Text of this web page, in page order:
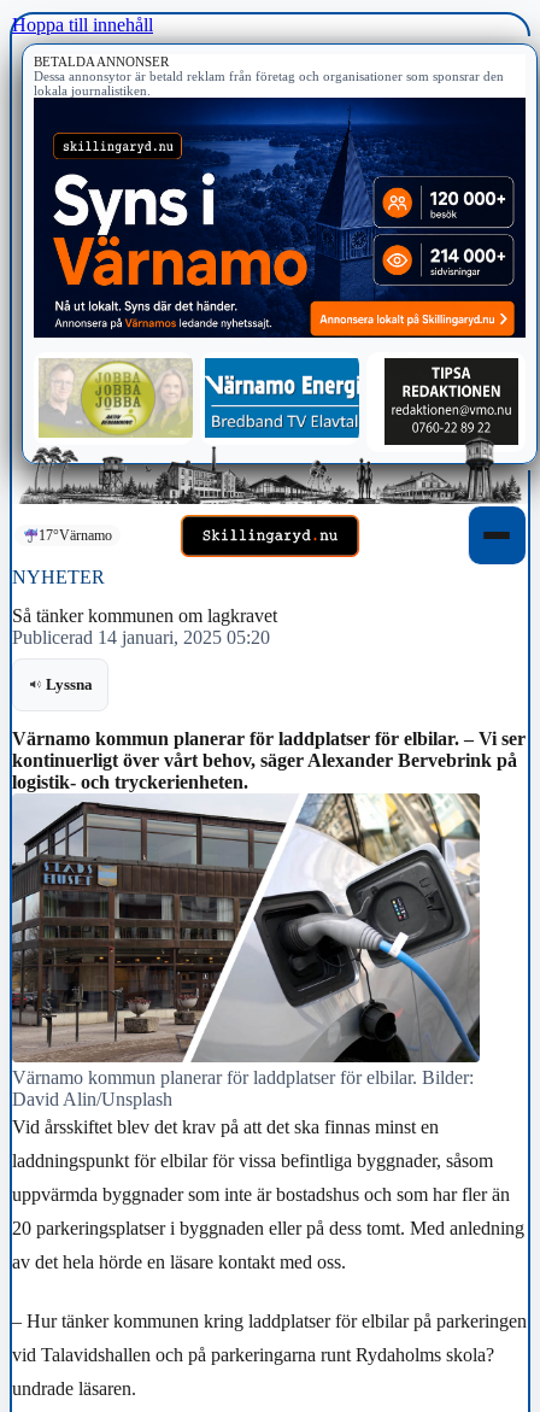
Hoppa till innehåll
BETALDA ANNONSER
Dessa annonsytor är betald reklam från företag och organisationer som sponsrar den
lokala journalistiken.
17°Värnamo
NYHETER
Så tänker kommunen om lagkravet
Publicerad 14 januari, 2025 05:20
Lyssna
Värnamo kommun planerar för laddplatser för elbilar. – Vi ser
kontinuerligt över vårt behov, säger Alexander Bervebrink på
logistik- och tryckerienheten.
Värnamo kommun planerar för laddplatser för elbilar. Bilder:
David Alin/Unsplash
Vid årsskiftet blev det krav på att det ska finnas minst en
laddningspunkt för elbilar för vissa befintliga byggnader, såsom
uppvärmda byggnader som inte är bostadshus och som har fler än
20 parkeringsplatser i byggnaden eller på dess tomt. Med anledning
av det hela hörde en läsare kontakt med oss.
– Hur tänker kommunen kring laddplatser för elbilar på parkeringen
vid Talavidshallen och på parkeringarna runt Rydaholms skola?
undrade läsaren.